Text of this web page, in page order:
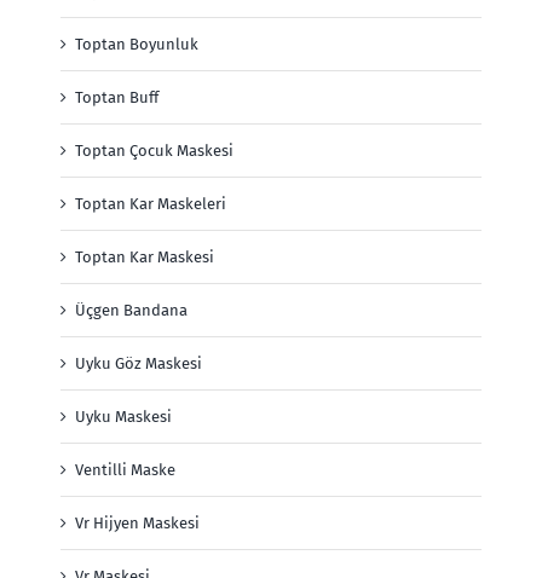
Toptan Boyunluk
Toptan Buff
Toptan Çocuk Maskesi
Toptan Kar Maskeleri
Toptan Kar Maskesi
Üçgen Bandana
Uyku Göz Maskesi
Uyku Maskesi
Ventilli Maske
Vr Hijyen Maskesi